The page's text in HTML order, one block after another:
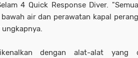
4 Quick Response Diver.
air dan perawatan kapal
dengan alat-alat yang